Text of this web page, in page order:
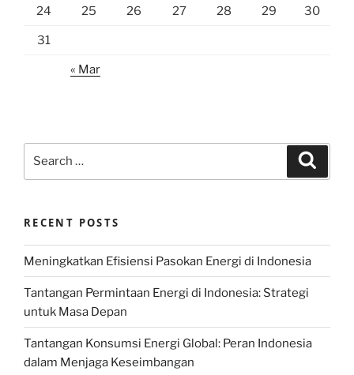
24 25 26 27 28 29 30
31
« Mar
RECENT POSTS
Meningkatkan Efisiensi Pasokan Energi di Indonesia
Tantangan Permintaan Energi di Indonesia: Strategi
untuk Masa Depan
Tantangan Konsumsi Energi Global: Peran Indonesia
dalam Menjaga Keseimbangan